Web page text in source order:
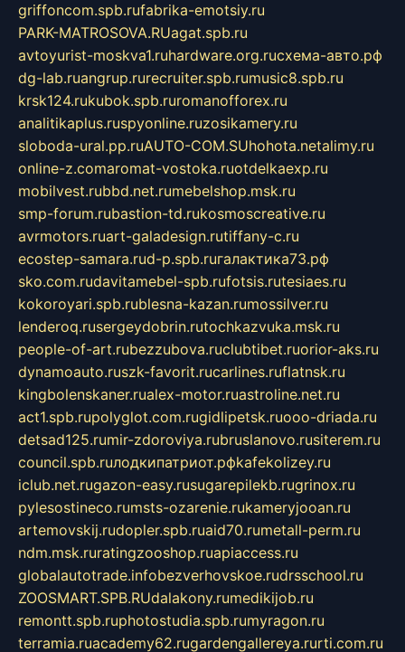
griffoncom.spb.rufabrika-emotsiy.ru
PARK-MATROSOVA.RUagat.spb.ru
avtoyurist-moskva1.ruhardware.org.ruсхема-авто.рф
dg-lab.ruangrup.rurecruiter.spb.rumusic8.spb.ru
krsk124.rukubok.spb.ruromanofforex.ru
analitikaplus.ruspyonline.ruzosikamery.ru
sloboda-ural.pp.ruAUTO-COM.SUhohota.netalimy.ru
online-z.comaromat-vostoka.ruotdelkaexp.ru
mobilvest.rubbd.net.rumebelshop.msk.ru
smp-forum.rubastion-td.rukosmoscreative.ru
avrmotors.ruart-galadesign.rutiffany-c.ru
ecostep-samara.rud-p.spb.ruгалактика73.рф
sko.com.rudavitamebel-spb.rufotsis.rutesiaes.ru
kokoroyari.spb.rublesna-kazan.rumossilver.ru
lenderoq.rusergeydobrin.rutochkazvuka.msk.ru
people-of-art.rubezzubova.ruclubtibet.ruorior-aks.ru
dynamoauto.ruszk-favorit.rucarlines.ruflatnsk.ru
kingbolenskaner.rualex-motor.ruastroline.net.ru
act1.spb.rupolyglot.com.rugidlipetsk.ruooo-driada.ru
detsad125.rumir-zdoroviya.rubruslanovo.rusiterem.ru
council.spb.ruлодкипатриот.рфkafekolizey.ru
iclub.net.rugazon-easy.rusugarepilekb.rugrinox.ru
pylesostineco.rumsts-ozarenie.rukameryjooan.ru
artemovskij.rudopler.spb.ruaid70.rumetall-perm.ru
ndm.msk.ruratingzooshop.ruapiaccess.ru
globalautotrade.infobezverhovskoe.rudrsschool.ru
ZOOSMART.SPB.RUdalakony.rumedikijob.ru
remontt.spb.ruphotostudia.spb.rumyragon.ru
terramia.ruacademy62.rugardengallereya.rurti.com.ru